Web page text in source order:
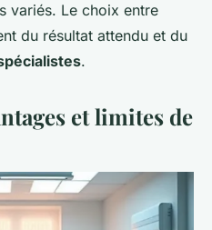
variés. Le choix entre
du résultat attendu et du
.
et limites de